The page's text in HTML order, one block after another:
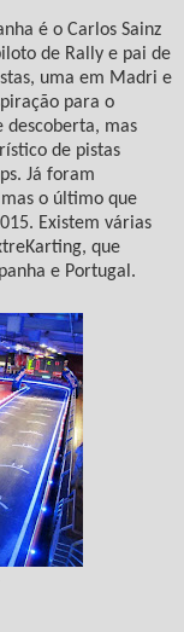
é o Carlos Sainz
de Rally e pai de
uma em Madri e
para o
descoberta, mas
de pistas
Já foram
o último que
Existem várias
que
e Portugal.